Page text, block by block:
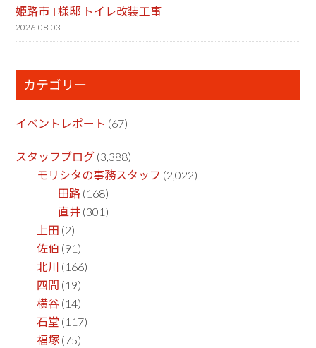
姫路市 T様邸 トイレ改装工事
2026-08-03
カテゴリー
イベントレポート (67)
スタッフブログ (3,388)
モリシタの事務スタッフ (2,022)
田路 (168)
直井 (301)
上田 (2)
佐伯 (91)
北川 (166)
四間 (19)
横谷 (14)
石堂 (117)
福塚 (75)